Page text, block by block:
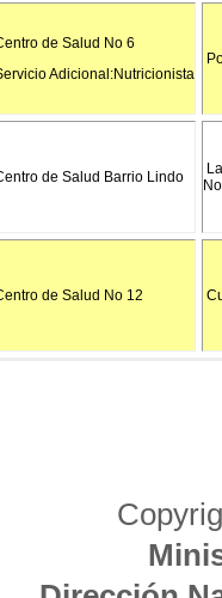
de Salud No 6
Adicional:Nutricionista
de Salud Barrio Lindo
de Salud No 12